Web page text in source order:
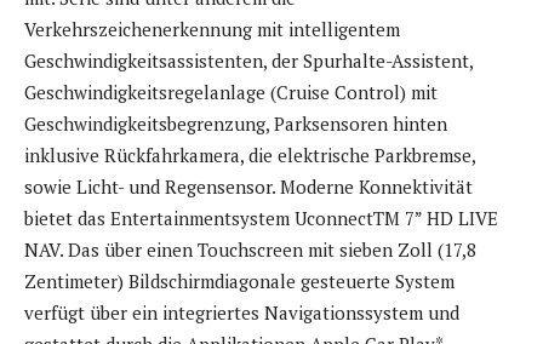
Verkehrszeichenerkennung mit intelligentem
Geschwindigkeitsassistenten, der Spurhalte-Assistent,
Geschwindigkeitsregelanlage (Cruise Control) mit
Geschwindigkeitsbegrenzung, Parksensoren hinten
inklusive Rückfahrkamera, die elektrische Parkbremse,
sowie Licht- und Regensensor. Moderne Konnektivität
bietet das Entertainmentsystem UconnectTM 7” HD LIVE
NAV. Das über einen Touchscreen mit sieben Zoll (17,8
Zentimeter) Bildschirmdiagonale gesteuerte System
verfügt über ein integriertes Navigationssystem und